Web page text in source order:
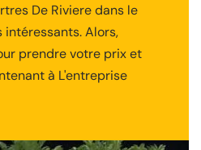
De Riviere dans le
intéressants. Alors,
prendre votre prix et
à L'entreprise